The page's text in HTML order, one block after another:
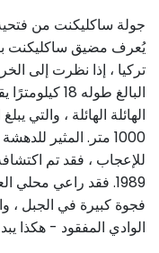
جولة ساكليكنت من
يُعرف مضيق ساكليكنت
تركيا ، إذا نظرت إلى
البالغ طوله
الهائلة الهائلة ، والتي
1000 متر. المثير
للإعجاب ، فقد تم
1989. فقد راعي محلي
فجوة كبيرة في الجبل ،
الوادي المفقود - هكذا